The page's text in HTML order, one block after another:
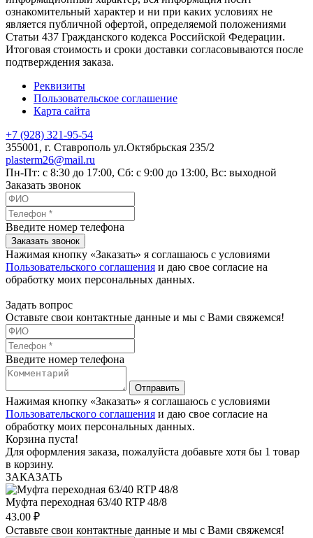
ознакомительный характер и ни при каких условиях не
является публичной офертой, определяемой положениями
Статьи 437 Гражданского кодекса Российской Федерации.
Итоговая стоимость и сроки доставки согласовываются после
подтверждения заказа.
Реквизиты
Пользовательское соглашение
Карта сайта
+7 (928) 321-95-54
355001 , г. Ставрополь ул.Октябрьская 235/2
plasterm26@mail.ru
Пн-Пт: с 8:30 до 17:00, Сб: с 9:00 до 13:00, Вс: выходной
Заказать звонок
Введите номер телефона
Заказать звонок
Нажимая кнопку «Заказать» я соглашаюсь с условиями
Пользовательского соглашения и даю свое согласие на
обработку моих персональных данных.
Задать вопрос
Оставьте свои контактные данные и мы с Вами свяжемся!
Введите номер телефона
Отправить
Нажимая кнопку «Заказать» я соглашаюсь с условиями
Пользовательского соглашения и даю свое согласие на
обработку моих персональных данных.
Корзина пуста!
Для оформления заказа, пожалуйста добавьте хотя бы 1 товар
в корзину.
ЗАКАЗАТЬ
Муфта переходная 63/40 RTP 48/8
43.00 ₽
Оставьте свои контактные данные и мы с Вами свяжемся!